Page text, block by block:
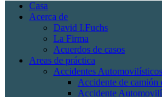
Casa
Acerca de
David I.Fuchs
La Firma
Acuerdos de casos
Areas de práctica
Accidentes Automovilísticos
Accidente de camión
Accidente